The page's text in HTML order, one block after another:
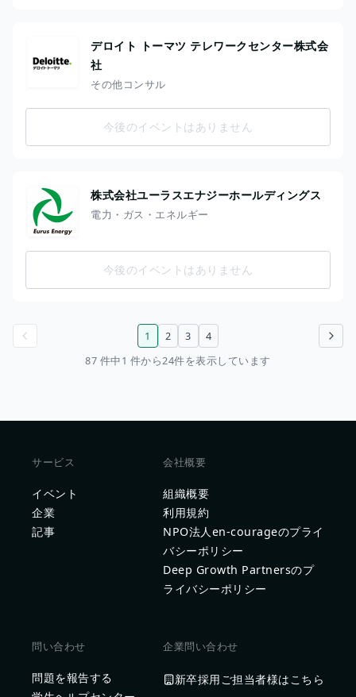
デロイト トーマツ テレワークセンター株式会
社
その他コンサル
今後のイベントはありません
株式会社ユーラスエナジーホールディングス
電力・ガス・エネルギー
今後のイベントはありません
次のページ
1 2 3
4
87 件中1 件から24件を表示しています
サービス
イベント
企業
記事
会社概要
組織概要
利用規約
NPO法人en-courageのプライ
バシーポリシー
Deep Growth Partnersのプ
ライバシーポリシー
問い合わせ
問題を報告する
企業問い合わせ
新卒採用ご担当者様はこちら